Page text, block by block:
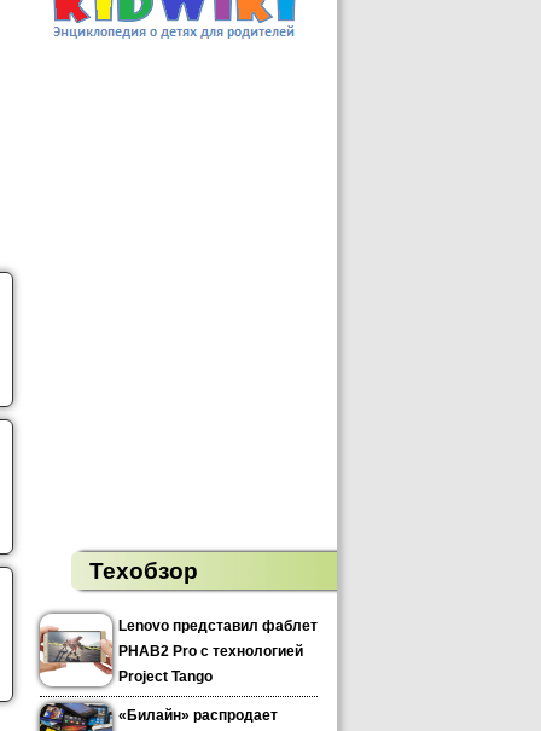
Техобзор
Lenovo представил фаблет
PHAB2 Pro с технологией
Project Tango
«Билайн» распродает